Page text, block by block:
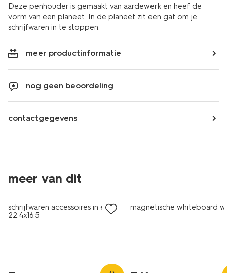
Deze penhouder is gemaakt van aardewerk en heef de
vorm van een planeet. In de planeet zit een gat om je
schrijfwaren in te stoppen.
meer productinformatie
nog geen beoordeling
contactgegevens
meer van dit
laag geprijsd
schrijfwaren accessoires in etui
22.4x16.5
magnetische whiteboard